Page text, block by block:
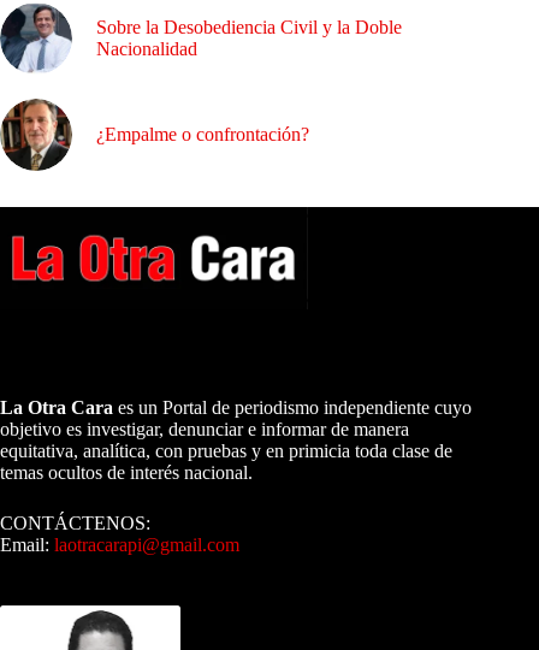
Sobre la Desobediencia Civil y la Doble
Nacionalidad
¿Empalme o confrontación?
La Otra Cara es un Portal de periodismo independiente cuyo
objetivo es investigar, denunciar e informar de manera
equitativa, analítica, con pruebas y en primicia toda clase de
temas ocultos de interés nacional.
CONTÁCTENOS:
Email: laotracarapi@gmail.com